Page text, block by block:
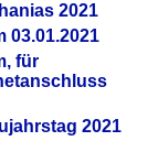
2021
03.01.2021
für
2021